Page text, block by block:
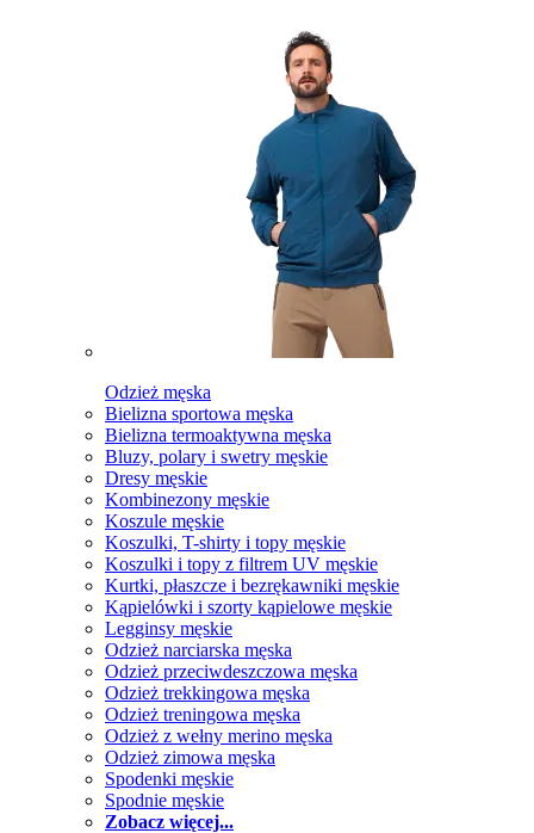
Odzież męska
Bielizna sportowa męska
Bielizna termoaktywna męska
Bluzy, polary i swetry męskie
Dresy męskie
Kombinezony męskie
Koszule męskie
Koszulki, T-shirty i topy męskie
Koszulki i topy z filtrem UV męskie
Kurtki, płaszcze i bezrękawniki męskie
Kąpielówki i szorty kąpielowe męskie
Legginsy męskie
Odzież narciarska męska
Odzież przeciwdeszczowa męska
Odzież trekkingowa męska
Odzież treningowa męska
Odzież z wełny merino męska
Odzież zimowa męska
Spodenki męskie
Spodnie męskie
Zobacz więcej...